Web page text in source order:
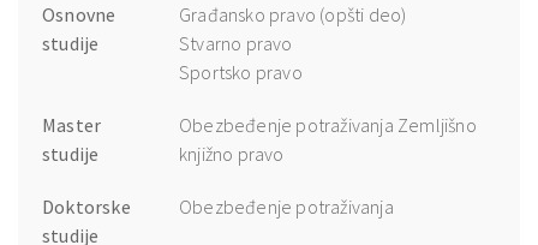
Osnovne
studije
Građansko pravo (opšti deo)
Stvarno pravo
Sportsko pravo
Master
studije
Obezbeđenje potraživanja Zemljišno
knjižno pravo
Doktorske
studije
Obezbeđenje potraživanja